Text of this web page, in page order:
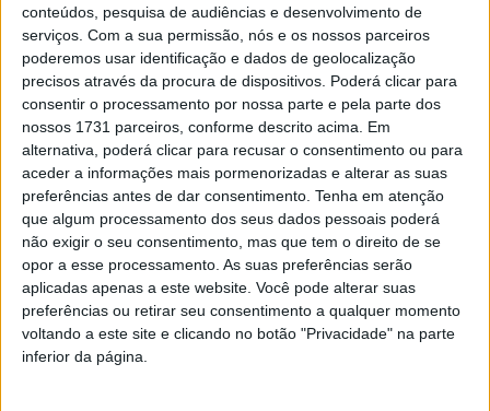
conteúdos, pesquisa de audiências e desenvolvimento de
serviços. Com a sua permissão, nós e os nossos parceiros
poderemos usar identificação e dados de geolocalização
precisos através da procura de dispositivos. Poderá clicar para
consentir o processamento por nossa parte e pela parte dos
nossos 1731 parceiros, conforme descrito acima. Em
alternativa, poderá clicar para recusar o consentimento ou para
aceder a informações mais pormenorizadas e alterar as suas
preferências antes de dar consentimento. Tenha em atenção
que algum processamento dos seus dados pessoais poderá
não exigir o seu consentimento, mas que tem o direito de se
opor a esse processamento. As suas preferências serão
aplicadas apenas a este website. Você pode alterar suas
preferências ou retirar seu consentimento a qualquer momento
voltando a este site e clicando no botão "Privacidade" na parte
inferior da página.
internacional FIFA, e que está em Portugal desde 2019,
integrando os quadros de árbitros da Associação de
Futebol de Santarém.
Esta e outras notícias para ouvir na Estação Diária – 96.8
FM ou em www.968.fm.
Pub
TAGS Futebol Liga 2 Tondela